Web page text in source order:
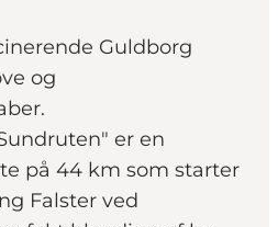
Guldborg
og
er en
på 44 km som starter
Falster ved